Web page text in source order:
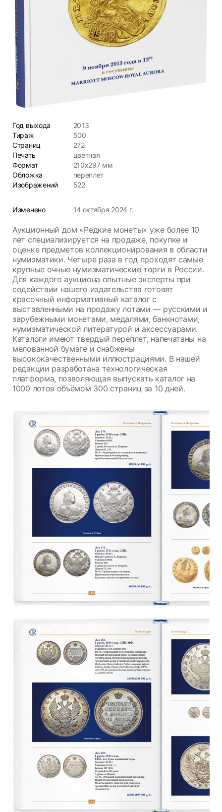
Год выхода
2013
Тираж
500
Страниц
272
Печать
цветная
Формат
210х297 мм
Обложка
переплет
Изображений
522
Изменено 14 октября 2024 г.
Аукционный дом «Редкие монеты» уже более 10
лет специализируется на продаже, покупке и
оценке предметов коллекционирования в области
нумизматики. Четыре раза в год проходят самые
крупные очные нумизматические торги в России.
Для каждого аукциона опытные эксперты при
содействии нашего издательства готовят
красочный информативный каталог с
выставленными на продажу лотами — русскими и
зарубежными монетами, медалями, банкнотами,
нумизматической литературой и аксессуарами.
Каталоги имеют твердый переплет, напечатаны на
мелованной бумаге и снабжены
высококачественными иллюстрациями. В нашей
редакции разработана технологическая
платформа, позволяющая выпускать каталог на
1000 лотов объёмом 300 страниц за 10 дней.